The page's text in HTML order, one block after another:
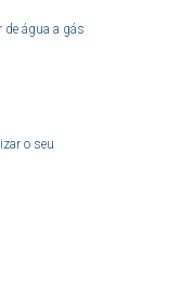
água a gás
o seu